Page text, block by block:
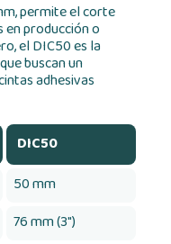
permite el corte
en producción o
el DIC50 es la
buscan un
adhesivas
DIC50
50 mm
76 mm (3")